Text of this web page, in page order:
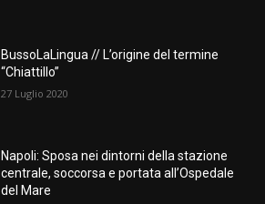
BussoLaLingua // L’origine del termine
“Chiattillo”
27 Luglio 2020
Napoli: Sposa nei dintorni della stazione
centrale, soccorsa e portata all’Ospedale
del Mare